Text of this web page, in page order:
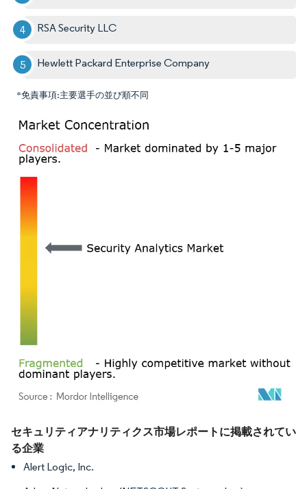
RSA Security LLC
Hewlett Packard Enterprise Company
*免責事項:主要選手の並び順不同
画像 © Mordor Intelligence。再利用にはCC BY 4.0の表示が必要です。
セキュリティアナリティクス市場レポートに掲載されてい
る企業
Alert Logic, Inc.